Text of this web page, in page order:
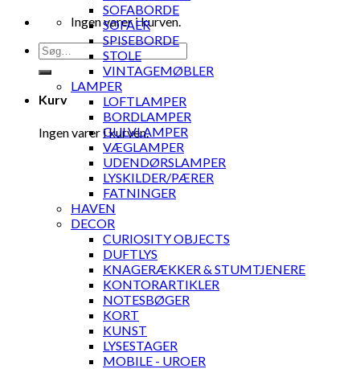
Ingen varer i kurven.
Søg
efter:
Kurv
Ingen varer i kurven.
SOFABORDE
SOFAER
SPISEBORDE
STOLE
VINTAGEMØBLER
LAMPER
LOFTLAMPER
BORDLAMPER
GULVLAMPER
VÆGLAMPER
UDENDØRSLAMPER
LYSKILDER/PÆRER
FATNINGER
HAVEN
DECOR
CURIOSITY OBJECTS
DUFTLYS
KNAGERÆKKER & STUMTJENERE
KONTORARTIKLER
NOTESBØGER
KORT
KUNST
LYSESTAGER
MOBILE - UROER